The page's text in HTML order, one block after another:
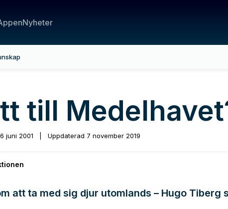
Nyheter
till
6 juni 2001 Uppdaterad 7 november 2019
att ta med sig djur utomlands – Hugo Tiberg